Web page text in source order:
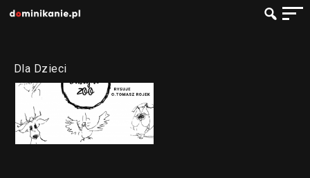
Dla Dzieci